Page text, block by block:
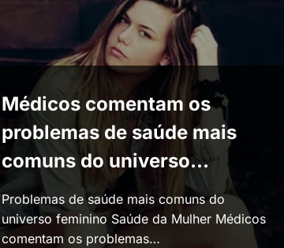
Médicos comentam os
problemas de saúde mais
comuns do universo
feminino
Problemas de saúde mais comuns do
universo feminino Saúde da Mulher Médicos
comentam os problemas…